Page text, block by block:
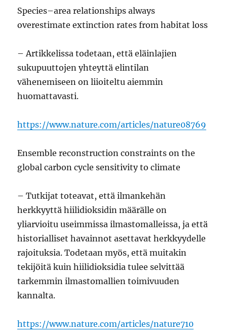
Species–area relationships always
overestimate extinction rates from habitat loss
– Artikkelissa todetaan, että eläinlajien
sukupuuttojen yhteyttä elintilan
vähenemiseen on liioiteltu aiemmin
huomattavasti.
https://www.nature.com/articles/nature08769
Ensemble reconstruction constraints on the
global carbon cycle sensitivity to climate
– Tutkijat toteavat, että ilmankehän
herkkyyttä hiilidioksidin määrälle on
yliarvioitu useimmissa ilmastomalleissa, ja että
historialliset havainnot asettavat herkkyydelle
rajoituksia. Todetaan myös, että muitakin
tekijöitä kuin hiilidioksidia tulee selvittää
tarkemmin ilmastomallien toimivuuden
kannalta.
https://www.nature.com/articles/nature710